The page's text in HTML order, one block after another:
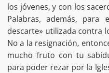
los jóvenes, y con los
Palabras, además, para
descarte» utilizada contra
No a la resignación,
mucho fruto con tu
para poder rezar por la